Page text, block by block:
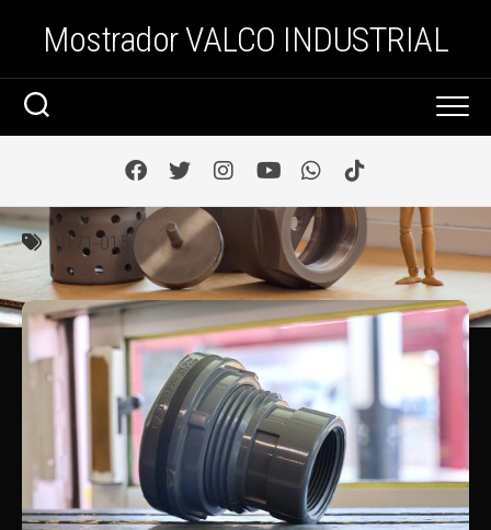
Mostrador VALCO INDUSTRIAL
8171-015